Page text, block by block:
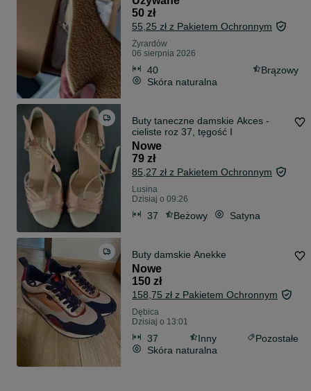
50 zł
55,25 zł z Pakietem Ochronnym
Żyrardów
06 sierpnia 2026
40
Brązowy
Skóra naturalna
Buty taneczne damskie Akces -
cieliste roz 37, tęgość I
Nowe
79 zł
85,27 zł z Pakietem Ochronnym
Lusina
Dzisiaj o 09:26
37 Beżowy Satyna
Buty damskie Anekke
Nowe
150 zł
158,75 zł z Pakietem Ochronnym
Dębica
Dzisiaj o 13:01
37 Inny
Pozostałe
Skóra naturalna